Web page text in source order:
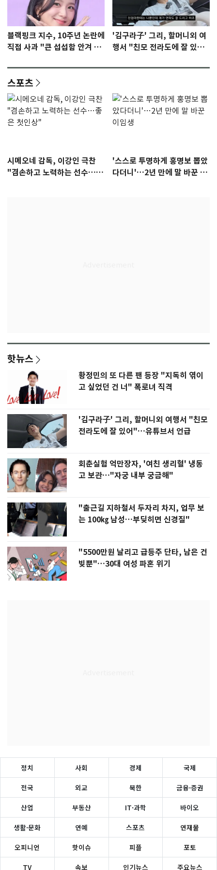
블랙핑크 지수, 10주년 논란에
직접 사과 "큰 섭섭함 안겨 미
'김구라子' 그리, 할머니외 여
행서 "친모 전라도에 잘 있
스포츠
시메오네 감독, 이강인 극찬
"겸손하고 노력하는 선수…좋
'스스로 투명하게 홍명보 뽑았
다더니'…2년 만에 말 바꾼 이
핫뉴스
황정민의 또 다른 팬 등장 "지독히 엮이
고 싶었던 건 너" 폭로녀 직격
'김구라子' 그리, 할머니외 여행서 "친모
전라도에 잘 있어"…유튜브서 언급
회춘실험 억만장자, '여친 생리혈' 냉동
고 보관…"자궁 내부 궁금해"
"출근길 지하철서 두자리 차지, 업무 보
는 100㎏ 남성…부딪히면 신경질"
"5500만원 날리고 급등주 단타, 남은 건
빚뿐"…30대 여성 파혼 위기
정치 사회 경제 국제
전국 외교 북한 금융·증권
산업 부동산 IT·과학 바이오
생활·문화 연예 스포츠 연재물
오피니언 핫이슈 피플 포토
TV 속보 인기뉴스 주요뉴스